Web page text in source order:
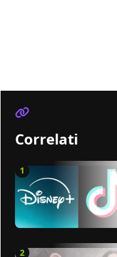
Correlati
1
2